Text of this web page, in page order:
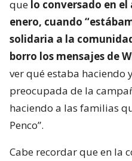
que lo conversado en
enero, cuando
solidaria a la
borro los mensajes de
ver qué estaba haciendo
preocupada de la
haciendo a las familias
Penco”.
Cabe recordar que en la